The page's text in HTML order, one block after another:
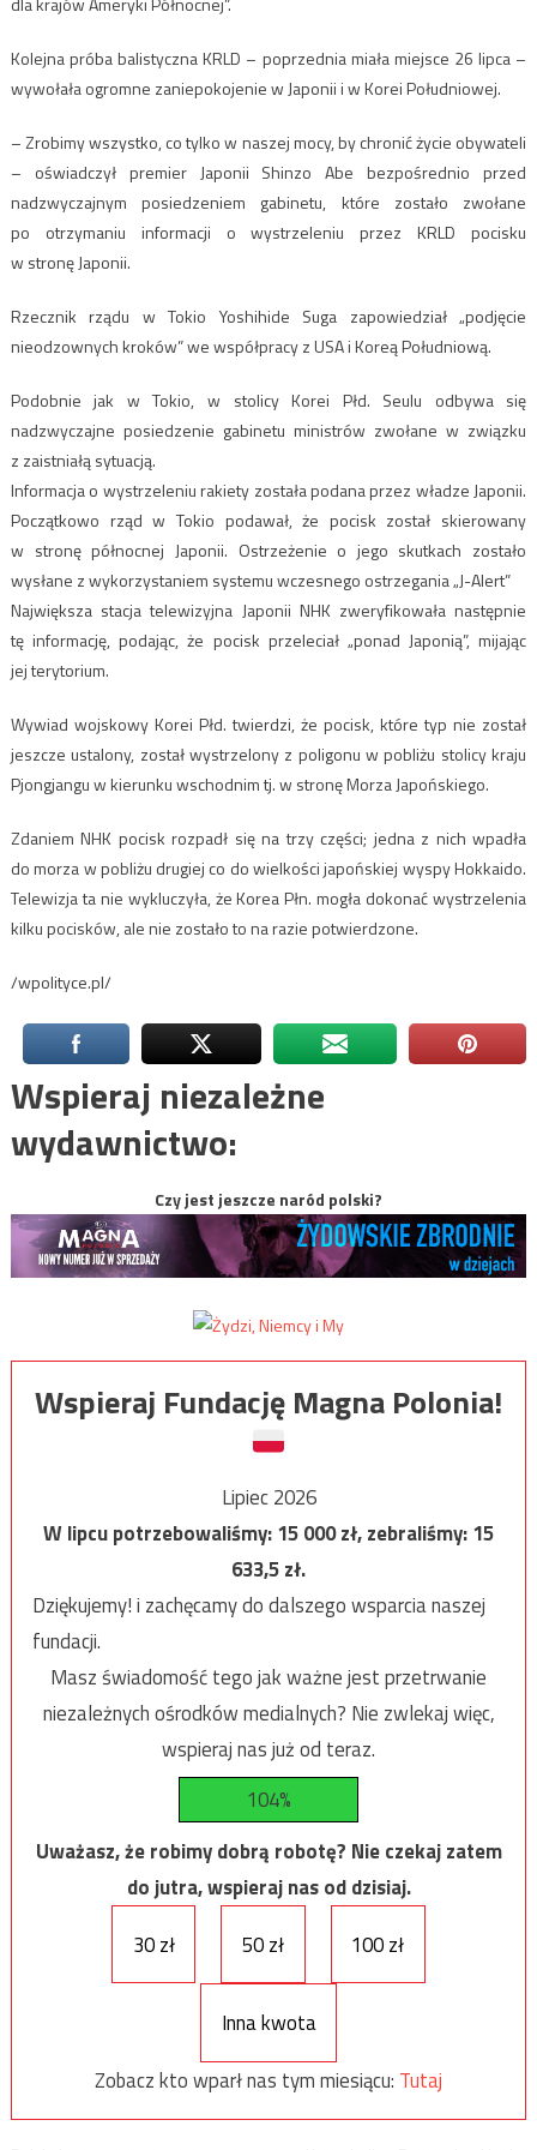
Kolejna próba balistyczna KRLD – poprzednia miała miejsce 26 lipca –
wywołała ogromne zaniepokojenie w Japonii i w Korei Południowej.
– Zrobimy wszystko, co tylko w naszej mocy, by chronić życie obywateli
– oświadczył premier Japonii Shinzo Abe bezpośrednio przed
nadzwyczajnym posiedzeniem gabinetu, które zostało zwołane
po otrzymaniu informacji o wystrzeleniu przez KRLD pocisku
w stronę Japonii.
Rzecznik rządu w Tokio Yoshihide Suga zapowiedział „podjęcie
nieodzownych kroków” we współpracy z USA i Koreą Południową.
Podobnie jak w Tokio, w stolicy Korei Płd. Seulu odbywa się
nadzwyczajne posiedzenie gabinetu ministrów zwołane w związku
z zaistniałą sytuacją.
Informacja o wystrzeleniu rakiety została podana przez władze Japonii.
Początkowo rząd w Tokio podawał, że pocisk został skierowany
w stronę północnej Japonii. Ostrzeżenie o jego skutkach zostało
wysłane z wykorzystaniem systemu wczesnego ostrzegania „J-Alert”
Największa stacja telewizyjna Japonii NHK zweryfikowała następnie
tę informację, podając, że pocisk przeleciał „ponad Japonią”, mijając
jej terytorium.
Wywiad wojskowy Korei Płd. twierdzi, że pocisk, które typ nie został
jeszcze ustalony, został wystrzelony z poligonu w pobliżu stolicy kraju
Pjongjangu w kierunku wschodnim tj. w stronę Morza Japońskiego.
Zdaniem NHK pocisk rozpadł się na trzy części; jedna z nich wpadła
do morza w pobliżu drugiej co do wielkości japońskiej wyspy Hokkaido.
Telewizja ta nie wykluczyła, że Korea Płn. mogła dokonać wystrzelenia
kilku pocisków, ale nie zostało to na razie potwierdzone.
/wpolityce.pl/
Wspieraj niezależne
wydawnictwo:
Czy jest jeszcze naród polski?
Wspieraj Fundację Magna Polonia!
Lipiec 2026
W lipcu potrzebowaliśmy:15 000zł, zebraliśmy:15
633,5zł.
Dziękujemy! i zachęcamy do dalszego wsparcia naszej
fundacji.
Masz świadomość tego jak ważne jest przetrwanie
niezależnych ośrodków medialnych? Nie zwlekaj więc,
wspieraj nas już od teraz.
104%
Uważasz, że robimy dobrą robotę? Nie czekaj zatem
do jutra, wspieraj nas od dzisiaj.
30 zł
50 zł 100 zł
Inna kwota
Zobacz kto wparł nas tym miesiącu: Tutaj